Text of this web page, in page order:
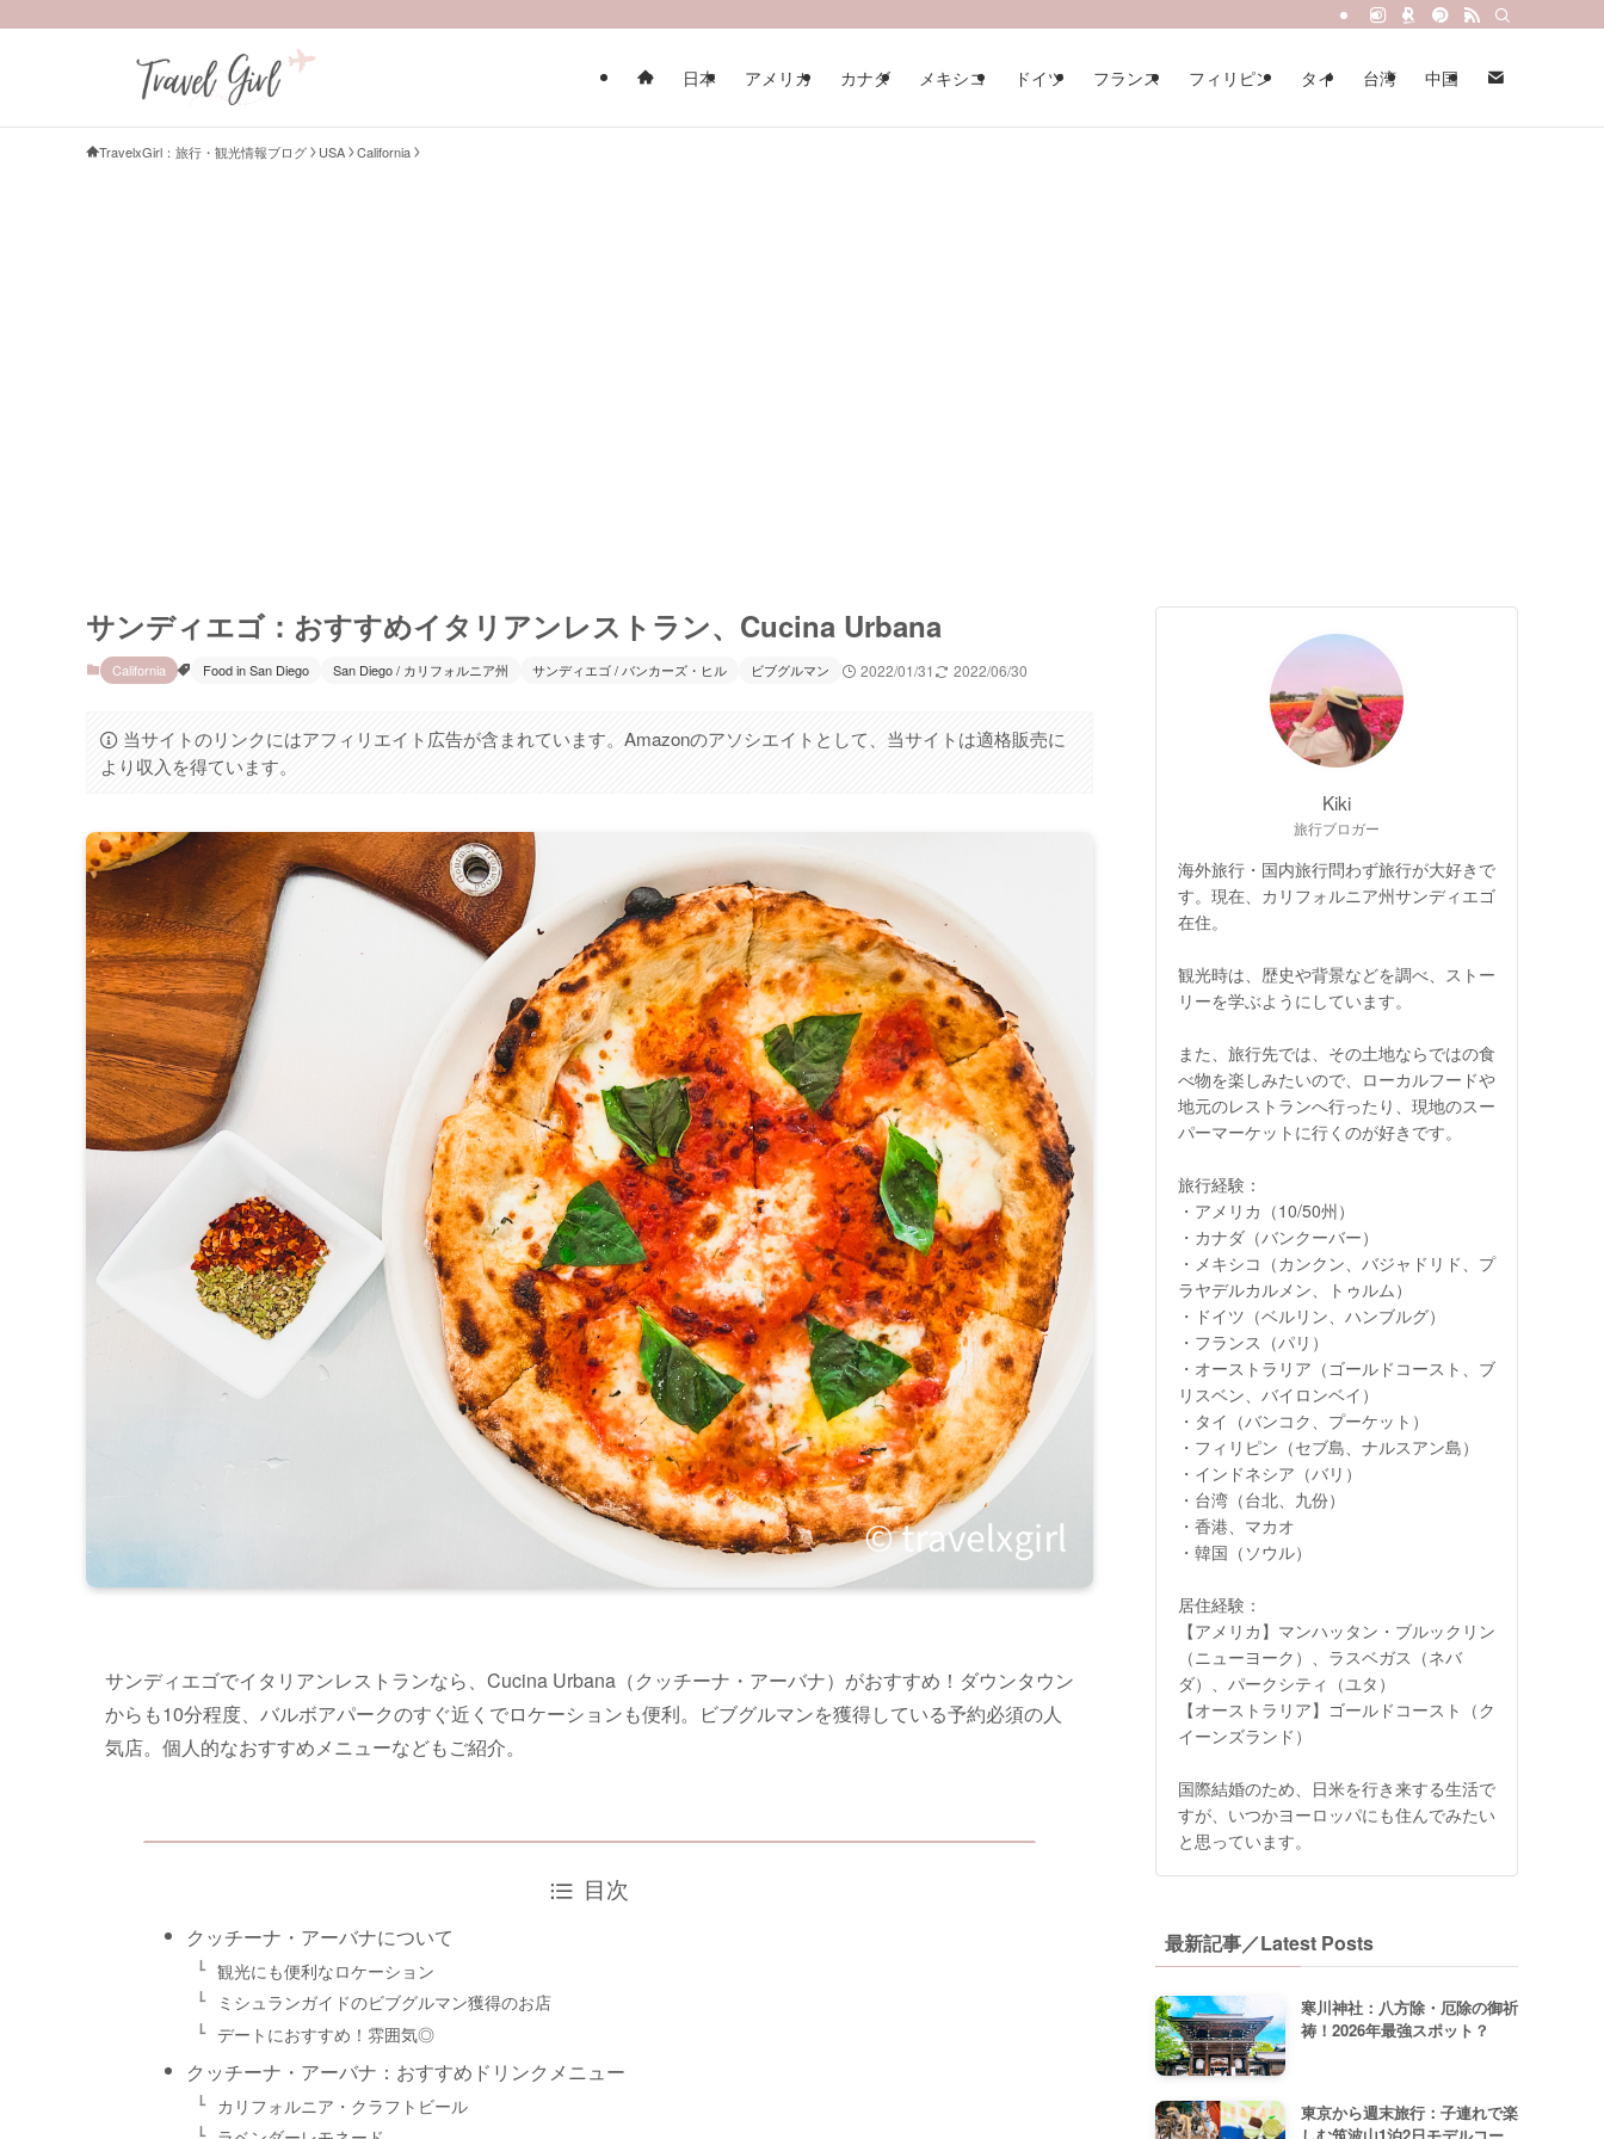
日本 アメリカ カナダ メキシコ ドイツ フランス フィリピン タイ 台湾 中国
TravelxGirl：旅行・観光情報ブログ USA California
サンディエゴ：おすすめイタリアンレストラン、Cucina Urbana
California Food in San Diego San Diego / カリフォルニア州 サンディエゴ / バンカーズ・ヒル ビブグルマン 2022/01/31 2022/06/30
当サイトのリンクにはアフィリエイト広告が含まれています。Amazonのアソシエイトとして、当サイトは適格販売に
より収入を得ています。
サンディエゴでイタリアンレストランなら、Cucina Urbana（クッチーナ・アーバナ）がおすすめ！ダウンタウン
からも10分程度、バルボアパークのすぐ近くでロケーションも便利。ビブグルマンを獲得している予約必須の人
気店。個人的なおすすめメニューなどもご紹介。
目次
クッチーナ・アーバナについて
観光にも便利なロケーション
ミシュランガイドのビブグルマン獲得のお店
デートにおすすめ！雰囲気◎
クッチーナ・アーバナ：おすすめドリンクメニュー
カリフォルニア・クラフトビール
Kiki
旅行ブロガー
海外旅行・国内旅行問わず旅行が大好きで
す。現在、カリフォルニア州サンディエゴ
在住。
観光時は、歴史や背景などを調べ、ストー
リーを学ぶようにしています。
また、旅行先では、その土地ならではの食
べ物を楽しみたいので、ローカルフードや
地元のレストランへ行ったり、現地のスー
パーマーケットに行くのが好きです。
旅行経験：
・アメリカ（10/50州）
・カナダ（バンクーバー）
・メキシコ（カンクン、バジャドリド、プ
ラヤデルカルメン、トゥルム）
・ドイツ（ベルリン、ハンブルグ）
・フランス（パリ）
・オーストラリア（ゴールドコースト、ブ
リスベン、バイロンベイ）
・タイ（バンコク、プーケット）
・フィリピン（セブ島、ナルスアン島）
・インドネシア（バリ）
・台湾（台北、九份）
・香港、マカオ
・韓国（ソウル）
居住経験：
【アメリカ】マンハッタン・ブルックリン
（ニューヨーク）、ラスベガス（ネバ
ダ）、パークシティ（ユタ）
【オーストラリア】ゴールドコースト（ク
イーンズランド）
国際結婚のため、日米を行き来する生活で
すが、いつかヨーロッパにも住んでみたい
と思っています。
最新記事／Latest Posts
寒川神社：八方除・厄除の御祈
祷！2026年最強スポット？
東京から週末旅行：子連れで楽